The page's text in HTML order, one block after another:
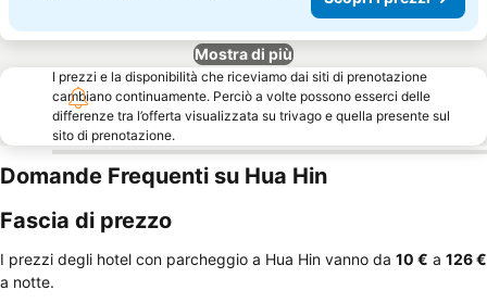
Mostra di più
I prezzi e la disponibilità che riceviamo dai siti di prenotazione
cambiano continuamente. Perciò a volte possono esserci delle
differenze tra l’offerta visualizzata su trivago e quella presente sul
sito di prenotazione.
Domande Frequenti su Hua Hin
Fascia di prezzo
I prezzi degli hotel con parcheggio a Hua Hin vanno da ‎10 € a ‎126 €
a notte.